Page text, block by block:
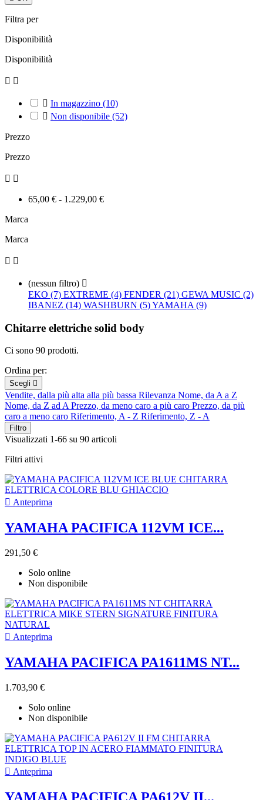
Filtra per
Disponibilità
Disponibilità
 
 In magazzino (10)
 Non disponibile (52)
Prezzo
Prezzo
 
65,00 € - 1.229,00 €
Marca
Marca
 
(nessun filtro) 
EKO (7) EXTREME (4) FENDER (21) GEWA MUSIC (2)
IBANEZ (14) WASHBURN (5)YAMAHA (9)
Chitarre elettriche solid body
Ci sono 90 prodotti.
Ordina per:
Scegli 
Vendite, dalla più alta alla più bassa Rilevanza Nome, da A a Z
Nome, da Z ad APrezzo, da meno caro a più caro Prezzo, da più
caro a meno caro Riferimento, A - Z Riferimento, Z - A
Filtro
Visualizzati 1-66 su 90 articoli
Filtri attivi
 Anteprima
YAMAHA PACIFICA 112VM ICE...
291,50 €
Solo online
Non disponibile
 Anteprima
YAMAHA PACIFICA PA1611MS NT...
1.703,90 €
Solo online
Non disponibile
 Anteprima